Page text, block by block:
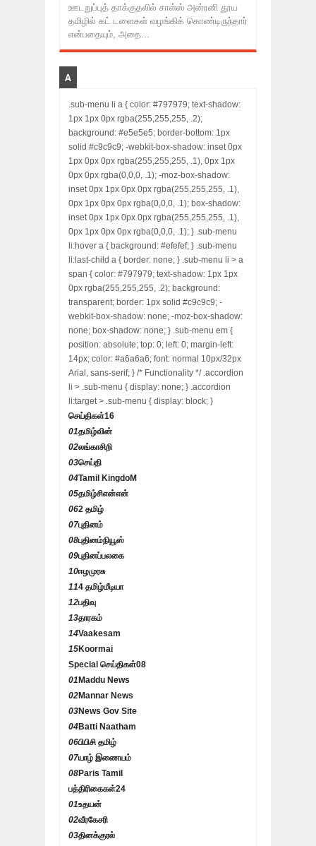
ஊடறுப்புத் தாக்குதலில் சாள்ஸ் அன்ரனி தூய
தமிழில் கட் டளைகள் வழங்கிக் கொண்டிருந்தார்
என்பதையும், அதை...
A
.sub-menu li a { color: #797979; text-shadow:
1px 1px 0px rgba(255,255,255, .2);
background: #e5e5e5; border-bottom: 1px
solid #c9c9c9; -webkit-box-shadow: inset 0px
1px 0px 0px rgba(255,255,255, .1), 0px 1px
0px 0px rgba(0,0,0, .1); -moz-box-shadow:
inset 0px 1px 0px 0px rgba(255,255,255, .1),
0px 1px 0px 0px rgba(0,0,0, .1); box-shadow:
inset 0px 1px 0px 0px rgba(255,255,255, .1),
0px 1px 0px 0px rgba(0,0,0, .1); } .sub-menu
li:hover a { background: #efefef; } .sub-menu
li:last-child a { border: none; } .sub-menu li > a
span { color: #797979; text-shadow: 1px 1px
0px rgba(255,255,255, .2); background:
transparent; border: 1px solid #c9c9c9; -
webkit-box-shadow: none; -moz-box-shadow:
none; box-shadow: none; } .sub-menu em {
position: absolute; top: 0; left: 0; margin-left:
14px; color: #a6a6a6; font: normal 10px/32px
Arial, sans-serif; } /* Functionality */ .accordion
li > .sub-menu { display: none; } .accordion
li:target > .sub-menu { display: block; }
செய்திகள்16
01தமிழ்வின்
02லங்காசிறி
03செய்தி
04Tamil KingdoM
05தமிழ்சிஎன்என்
062 தமிழ்
07புதினம்
08புதினம்நியூஸ்
09புதினப்பலகை
10ஈழமுரசு
114 தமிழ்மீடியா
12பதிவு
13தாரகம்
14Vaakesam
15Koormai
Special செய்திகள்08
01 Maddu News
02Mannar News
03News Gov Site
04Batti Naatham
06பிபிசி தமிழ்
07யாழ் இணையம்
08Paris Tamil
பத்திரிகைகள்24
01உதயன்
02வீரகேசரி
03தினக்குரல்